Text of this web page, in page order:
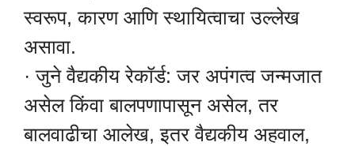
स्वरूप, कारण आणि स्थायित्वाचा उल्लेख
असावा.
· जुने वैद्यकीय रेकॉर्ड: जर अपंगत्व जन्मजात
असेल किंवा बालपणापासून असेल, तर
बालवाढीचा आलेख, इतर वैद्यकीय अहवाल,